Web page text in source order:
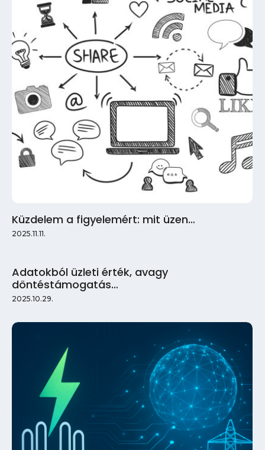
Küzdelem a figyelemért: mit üzen…
2025.11.11.
Adatokból üzleti érték, avagy
döntéstámogatás…
2025.10.29.